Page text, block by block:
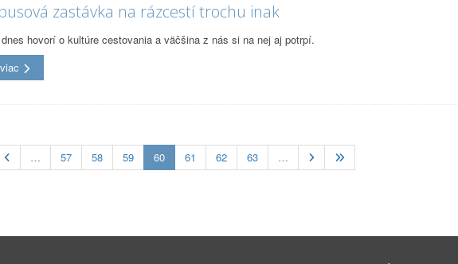
zastávka na rázcestí trochu inak
hovorí o kultúre cestovania a väčšina z nás si na nej aj potrpí.
… 57 58 59 60(current)
61 62 63 …